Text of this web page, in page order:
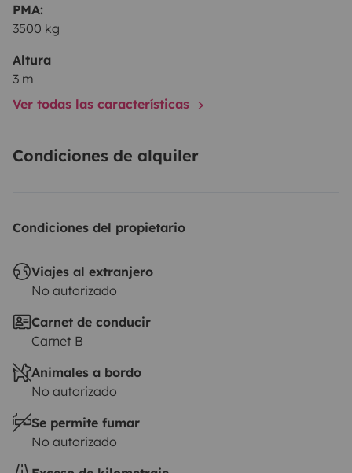
PMA:
3500 kg
Altura
3 m
Ver todas las características
Condiciones de alquiler
Condiciones del propietario
Viajes al extranjero
No autorizado
Carnet de conducir
Carnet B
Animales a bordo
No autorizado
Se permite fumar
No autorizado